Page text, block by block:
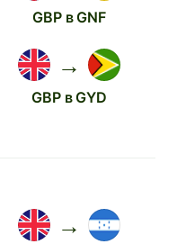
GBP в GNF
→
GBP в GYD
→